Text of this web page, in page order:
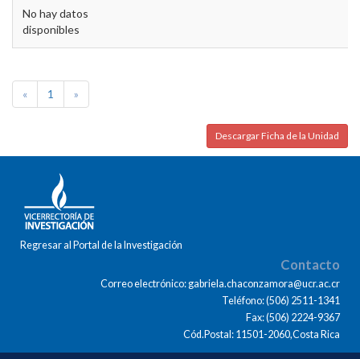
No hay datos
disponibles
« 1 »
Descargar Ficha de la Unidad
Regresar al Portal de la Investigación
Contacto
Correo electrónico: gabriela.chaconzamora@ucr.ac.cr
Teléfono: (506) 2511-1341
Fax: (506) 2224-9367
Cód.Postal: 11501-2060,Costa Rica